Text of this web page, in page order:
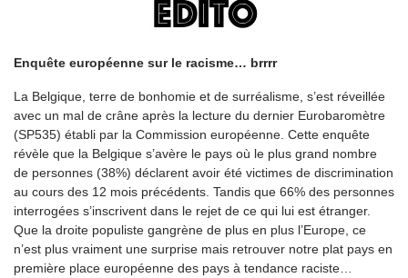
Enquête européenne sur le racisme… brrrr
La Belgique, terre de bonhomie et de surréalisme, s’est réveillée
avec un mal de crâne après la lecture du dernier Eurobaromètre
(SP535) établi par la Commission européenne. Cette enquête
révèle que la Belgique s’avère le pays où le plus grand nombre
de personnes (38%) déclarent avoir été victimes de discrimination
au cours des 12 mois précédents. Tandis que 66% des personnes
interrogées s’inscrivent dans le rejet de ce qui lui est étranger.
Que la droite populiste gangrène de plus en plus l’Europe, ce
n’est plus vraiment une surprise mais retrouver notre plat pays en
première place européenne des pays à tendance raciste…